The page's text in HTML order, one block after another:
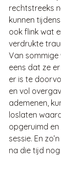
rechtstreeks
kunnen
ook flink wat
verdrukte
Van sommige
eens dat ze
er is te
en vol
ademenen,
loslaten
opgeruimd
sessie. En
na die tijd